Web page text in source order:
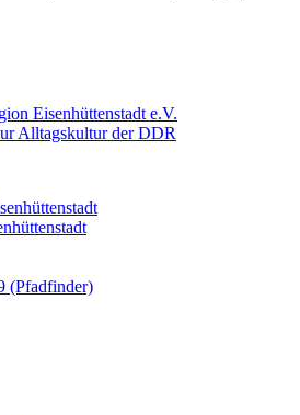
Eisenhüttenstadt e.V.
Alltagskultur der DDR
(Pfadfinder)